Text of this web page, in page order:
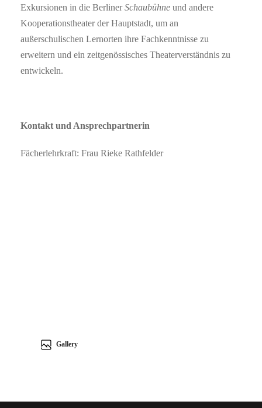
Exkursionen in die BerlinerSchaubühne und andere
Kooperationstheater der Hauptstadt, um an
außerschulischen Lernorten ihre Fachkenntnisse zu
erweitern und ein zeitgenössisches Theaterverständnis zu
entwickeln.
Kontakt und Ansprechpartnerin
Fächerlehrkraft: Frau Rieke Rathfelder
Gallery